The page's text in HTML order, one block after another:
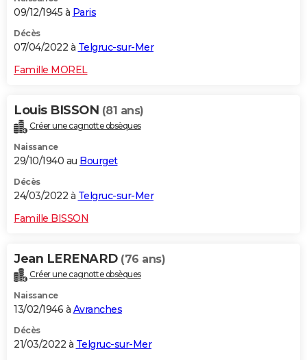
09/12/1945 à Paris
Décès
07/04/2022 à Telgruc-sur-Mer
Famille MOREL
Louis BISSON (81 ans)
Créer une cagnotte obsèques
Naissance
29/10/1940 au Bourget
Décès
24/03/2022 à Telgruc-sur-Mer
Famille BISSON
Jean LERENARD (76 ans)
Créer une cagnotte obsèques
Naissance
13/02/1946 à Avranches
Décès
21/03/2022 à Telgruc-sur-Mer